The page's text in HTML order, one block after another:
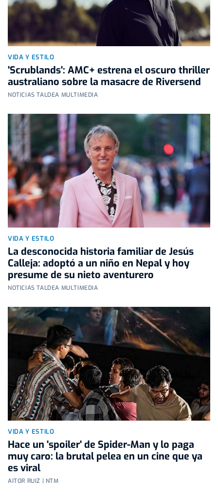
VIDA Y ESTILO
'Scrublands': AMC+ estrena el oscuro thriller
australiano sobre la masacre de Riversend
NOTICIAS TALDEA MULTIMEDIA
VIDA Y ESTILO
La desconocida historia familiar de Jesús
Calleja: adoptó a un niño en Nepal y hoy
presume de su nieto aventurero
NOTICIAS TALDEA MULTIMEDIA
VIDA Y ESTILO
Hace un 'spoiler' de Spider-Man y lo paga
muy caro: la brutal pelea en un cine que ya
es viral
AITOR RUIZ | NTM